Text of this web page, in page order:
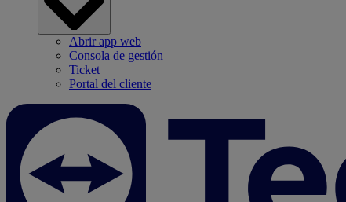
Abrir app web
Consola de gestión
Ticket
Portal del cliente